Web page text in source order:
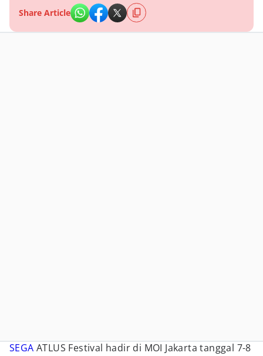
Share Article
SEGA ATLUS Festival hadir di MOI Jakarta tanggal 7-8